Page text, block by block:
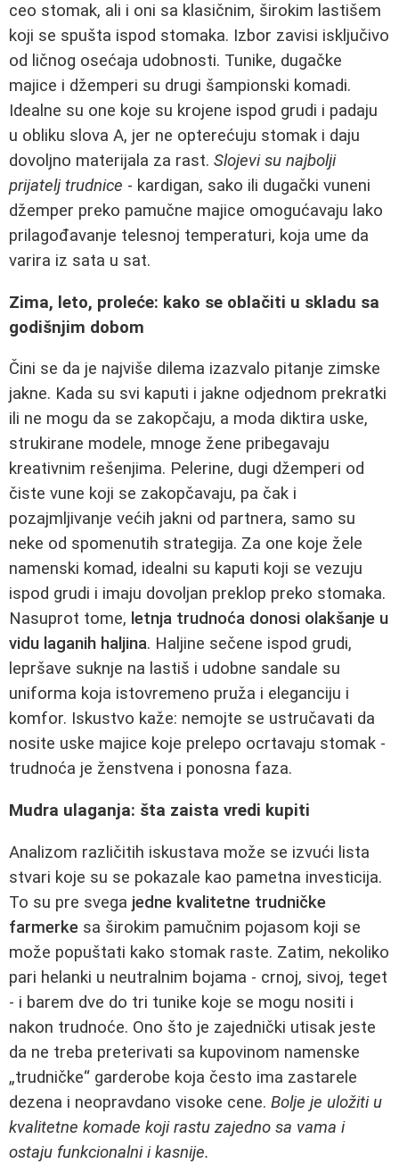
ceo stomak, ali i oni sa klasičnim, širokim lastišem
koji se spušta ispod stomaka. Izbor zavisi isključivo
od ličnog osećaja udobnosti. Tunike, dugačke
majice i džemperi su drugi šampionski komadi.
Idealne su one koje su krojene ispod grudi i padaju
u obliku slova A, jer ne opterećuju stomak i daju
dovoljno materijala za rast. Slojevi su najbolji
prijatelj trudnice - kardigan, sako ili dugački vuneni
džemper preko pamučne majice omogućavaju lako
prilagođavanje telesnoj temperaturi, koja ume da
varira iz sata u sat.
Zima, leto, proleće: kako se oblačiti u skladu sa
godišnjim dobom
Čini se da je najviše dilema izazvalo pitanje zimske
jakne. Kada su svi kaputi i jakne odjednom prekratki
ili ne mogu da se zakopčaju, a moda diktira uske,
strukirane modele, mnoge žene pribegavaju
kreativnim rešenjima. Pelerine, dugi džemperi od
čiste vune koji se zakopčavaju, pa čak i
pozajmljivanje većih jakni od partnera, samo su
neke od spomenutih strategija. Za one koje žele
namenski komad, idealni su kaputi koji se vezuju
ispod grudi i imaju dovoljan preklop preko stomaka.
Nasuprot tome, letnja trudnoća donosi olakšanje u
vidu laganih haljina. Haljine sečene ispod grudi,
lepršave suknje na lastiš i udobne sandale su
uniforma koja istovremeno pruža i eleganciju i
komfor. Iskustvo kaže: nemojte se ustručavati da
nosite uske majice koje prelepo ocrtavaju stomak -
trudnoća je ženstvena i ponosna faza.
Mudra ulaganja: šta zaista vredi kupiti
Analizom različitih iskustava može se izvući lista
stvari koje su se pokazale kao pametna investicija.
To su pre svega jedne kvalitetne trudničke
farmerke sa širokim pamučnim pojasom koji se
može popuštati kako stomak raste. Zatim, nekoliko
pari helanki u neutralnim bojama - crnoj, sivoj, teget
- i barem dve do tri tunike koje se mogu nositi i
nakon trudnoće. Ono što je zajednički utisak jeste
da ne treba preterivati sa kupovinom namenske
„trudničke“ garderobe koja često ima zastarele
dezena i neopravdano visoke cene. Bolje je uložiti u
kvalitetne komade koji rastu zajedno sa vama i
ostaju funkcionalni i kasnije.